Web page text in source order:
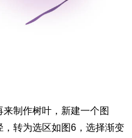
制作树叶，新建一个图
转为选区如图6，选择渐变